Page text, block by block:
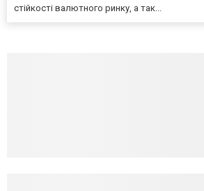
стійкості валютного ринку, а так...